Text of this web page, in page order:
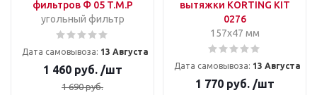
фильтров Ф 05 T.M.P
угольный фильтр
Дата самовывоза: 13 Августа
1 460руб. /шт
1 690руб.
вытяжки KORTING KIT
0276
157x47 мм
Дата самовывоза: 13 Августа
1 770руб. /шт